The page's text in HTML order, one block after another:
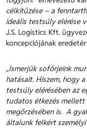
célkitűzése – a
ideális testsúly elérése
J.S. Logistics Kft.
koncepciójának
„Ismerjük sofőrjeink
hatásait. Hiszem, hogy
testsúly elérésében az
tudatos étkezés mellett
megőrzésében is. A
általunk felkért